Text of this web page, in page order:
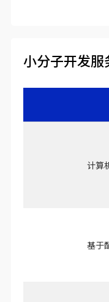
小分子开发服
计算
基于